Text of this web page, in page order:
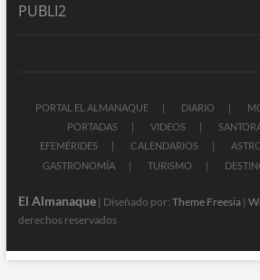
PUBLI2
PORTAL EL ALMANAQUE DIARIO
PORTADAS
VIDEOS
EFEMÉRIDES
CALENDARIOS
GASTRONOMÍA
TURISMO
El Almanaque| Diseñado por: Theme Freesia|
derechos reservados